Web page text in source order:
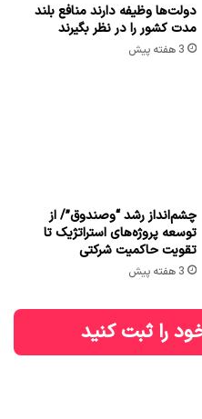
دولت‌ها وظیفه دارند منافع بلند
مدت کشور را در نظر بگیرند
3 هفته پیش
چشم‌انداز رشد “وصندوق”/ از
توسعه پروژه‌های استراتژیک تا
تقویت حاکمیت شرکتی
3 هفته پیش
را ثبت کنید